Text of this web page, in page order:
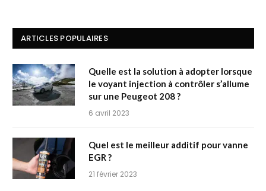
ARTICLES POPULAIRES
Quelle est la solution à adopter lorsque
le voyant injection à contrôler s’allume
sur une Peugeot 208 ?
6 avril 2023
Quel est le meilleur additif pour vanne
EGR ?
21 février 2023